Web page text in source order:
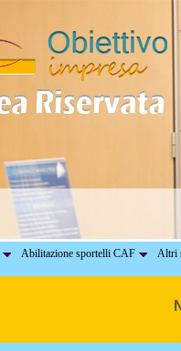
Abilitazione sportelli CAF Altri